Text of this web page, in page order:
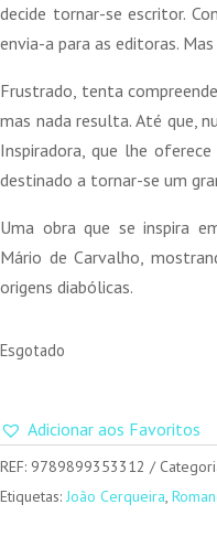
decide tornar-se escritor.
envia-a para as editoras.
Frustrado, tenta
mas nada resulta. Até que,
Inspiradora, que lhe
destinado a tornar-se um
Uma obra que se inspira
Mário de Carvalho,
origens diabólicas.
Esgotado
Adicionar aos Favoritos
REF: 9789899353312
Etiquetas: João Cerqueira